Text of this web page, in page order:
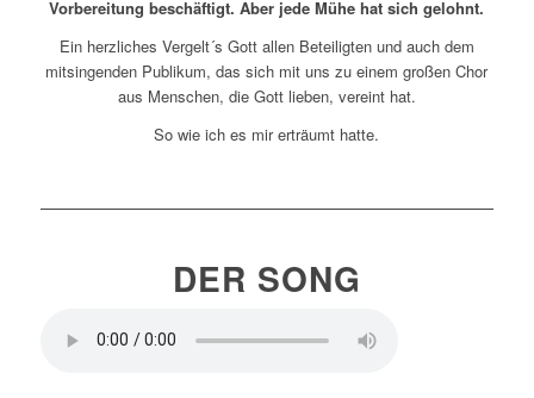
Vorbereitung beschäftigt. Aber jede Mühe hat sich gelohnt.
Ein herzliches Vergelt´s Gott allen Beteiligten und auch dem
mitsingenden Publikum, das sich mit uns zu einem großen Chor
aus Menschen, die Gott lieben, vereint hat.
So wie ich es mir erträumt hatte.
DER SONG